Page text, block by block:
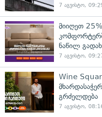
7 აგვისტო,
მიიღეთ
ნაწილ
7 აგვისტო,
Wine
გრძელდება
7 აგვისტო,